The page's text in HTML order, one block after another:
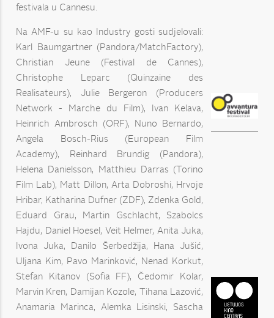
festivala u Cannesu.
Na AMF-u su kao Industry gosti sudjelovali:
Karl Baumgartner (Pandora/MatchFactory),
Christian Jeune (Festival de Cannes),
Christophe Leparc (Quinzaine des
Realisateurs), Julie Bergeron (Producers
Network - Marche du Film), Ivan Kelava,
Heinrich Ambrosch (ORF), Nuno Bernardo,
Angela Bosch-Rius (European Film
Academy), Reinhard Brundig (Pandora),
Helena Danielsson, Matthieu Darras (Torino
Film Lab), Matt Dillon, Arta Dobroshi, Hrvoje
Hribar, Katharina Dufner (ZDF), Zdenka Gold,
Eduard Grau, Martin Gschlacht, Szabolcs
Hajdu, Daniel Hoesel, Veit Helmer, Anita Juka,
Ivona Juka, Danilo Šerbedžija, Hana Jušić,
Uljana Kim, Pavo Marinković, Nenad Korkut,
Stefan Kitanov (Sofia FF), Čedomir Kolar,
Marvin Kren, Damijan Kozole, Tihana Lazović,
Anamaria Marinca, Alemka Lisinski, Sascha